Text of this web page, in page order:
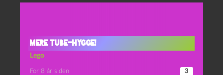
Mere tube-hygge!
Lego
For 8 år siden 3